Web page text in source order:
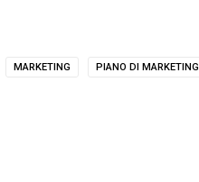
MARKETING PIANO DI MARKETING